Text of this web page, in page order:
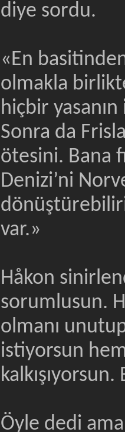
diye sordu.
«En
olmakla
hiçbir
Sonra da
ötesini. Bana
Denizi’ni
var.»
Håkon
sorumlusun.
olmanı
istiyorsun
Öyle dedi